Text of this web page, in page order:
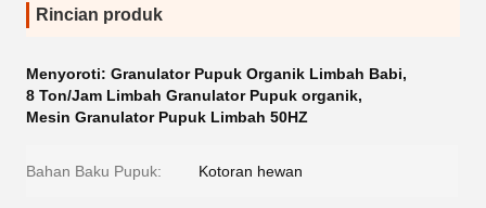
Rincian produk
Menyoroti: Granulator Pupuk Organik Limbah Babi,
8 Ton/Jam Limbah Granulator Pupuk organik,
Mesin Granulator Pupuk Limbah 50HZ
Bahan Baku Pupuk: Kotoran hewan